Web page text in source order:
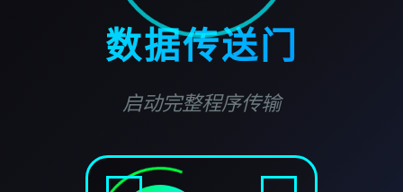
数据传送门
启动完整程序传输